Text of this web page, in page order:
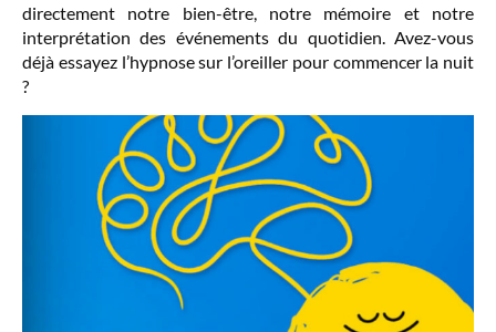
directement notre bien-être, notre mémoire et notre
interprétation des événements du quotidien. Avez-vous
déjà essayez l’hypnose sur l’oreiller pour commencer la nuit
?